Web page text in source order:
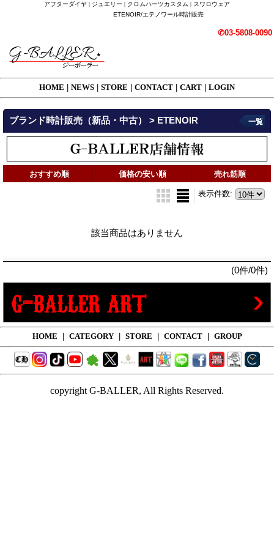
アフターダイヤ | ジュエリー | クロムハーツカスタム | スワロウェア
ETENOIR/エテノワール時計販売
✆03-5808-0090
HOME NEWS STORE CONTACT CART LOGIN
ブランド時計販売（新品・中古） > ETENOIR 一覧
おすすめ順 価格の安い順 売れ筋順
表示件数:
該当商品はありません
(0件/0件)
HOME CATEGORY STORE CONTACT GROUP
copyright G-BALLER, All Rights Reserved.